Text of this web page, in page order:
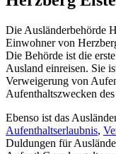
Die Ausländerbehörde
Einwohner von
Die Behörde ist die
Ausland einreisen. Sie
Verweigerung von
Aufenthaltszwecken
Ebenso ist das
Aufenthaltserlaubnis,
Duldungen für